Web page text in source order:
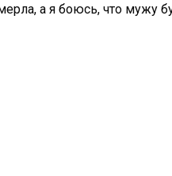
а я боюсь, что мужу